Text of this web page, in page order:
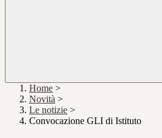
Home >
Novità >
Le notizie >
Convocazione GLI di Istituto